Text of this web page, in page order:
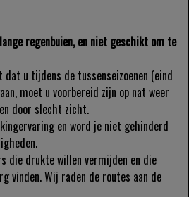
regenbuien, en niet geschikt om te
u tijdens de tussenseizoenen (eind
moet u voorbereid zijn op nat weer
door slecht zicht.
en word je niet gehinderd
die drukte willen vermijden en die
vinden. Wij raden de routes aan de